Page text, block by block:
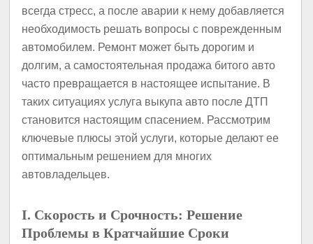
всегда стресс, а после аварии к нему добавляется
необходимость решать вопросы с поврежденным
автомобилем. Ремонт может быть дорогим и
долгим, а самостоятельная продажа битого авто
часто превращается в настоящее испытание. В
таких ситуациях услуга выкупа авто после ДТП
становится настоящим спасением. Рассмотрим
ключевые плюсы этой услуги, которые делают ее
оптимальным решением для многих
автовладельцев.
I. Скорость и Срочность: Решение
Проблемы в Кратчайшие Сроки